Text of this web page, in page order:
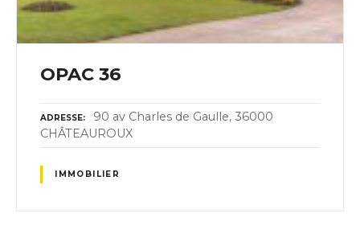
OPAC 36
ADRESSE
90 av Charles de Gaulle, 36000
CHÂTEAUROUX
IMMOBILIER